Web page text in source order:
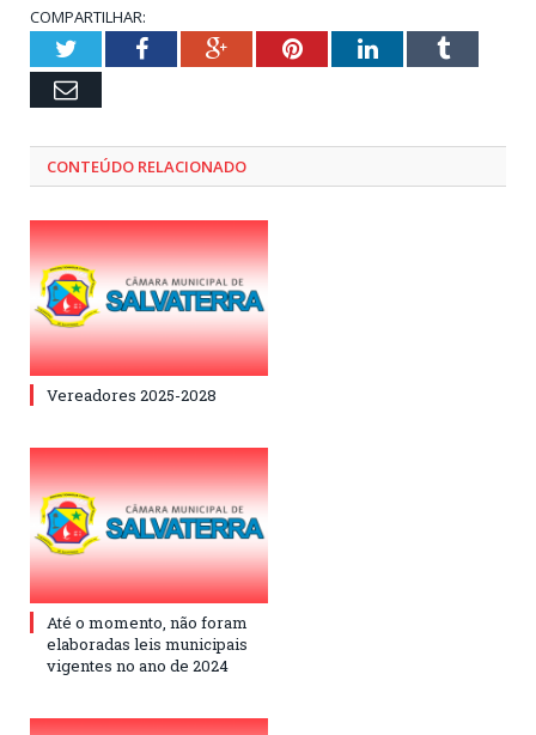
COMPARTILHAR:
TwitterFacebookGoogle+PinterestLinkedInTumblr
Email
CONTEÚDO RELACIONADO
Vereadores 2025-2028
Até o momento, não foram
elaboradas leis municipais
vigentes no ano de 2024